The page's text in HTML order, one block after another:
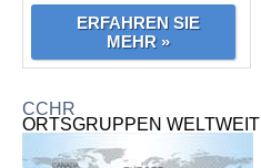
ERFAHREN SIE
MEHR »
CCHR
ORTSGRUPPEN WELTWEIT